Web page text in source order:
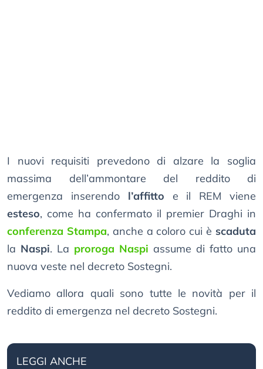
I nuovi requisiti prevedono di alzare la soglia
massima dell’ammontare del reddito di
emergenza inserendo l’affitto e il REM viene
esteso, come ha confermato il premier Draghi in
conferenza Stampa, anche a coloro cui è scaduta
la Naspi. La proroga Naspi assume di fatto una
nuova veste nel decreto Sostegni.
Vediamo allora quali sono tutte le novità per il
reddito di emergenza nel decreto Sostegni.
LEGGI ANCHE